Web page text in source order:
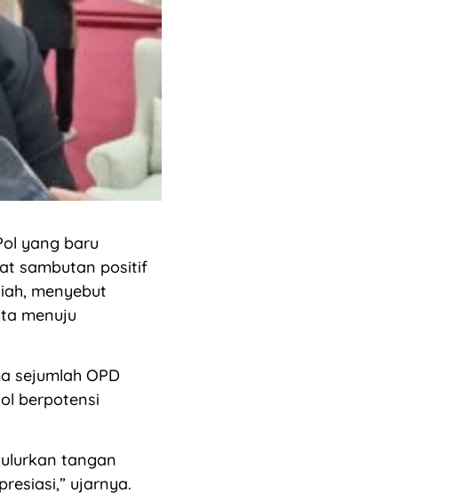
yang baru
sambutan positif
menyebut
menuju
sejumlah OPD
berpotensi
tangan
ujarnya.